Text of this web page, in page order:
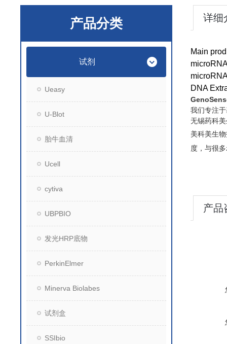
产品分类
试剂
Ueasy
U-Blot
胎牛血清
Ucell
cytiva
UBPBIO
发光HRP底物
PerkinElmer
Minerva Biolabes
试剂盒
SSIbio
详细
Main
DNA
我们专注
无锡药科
美科美生
度，与很多
产品